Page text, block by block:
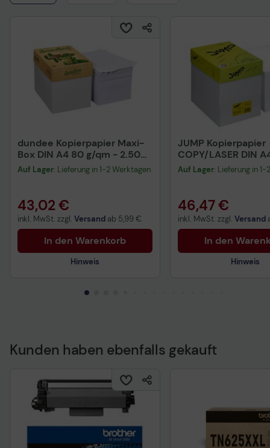
dundee Kopierpapier Maxi-
Box DIN A4 80 g/qm - 2.500
Blatt
Auf Lager: Lieferung in 1-2 Werktagen
43,02 €
inkl. MwSt. zzgl. Versand ab 5,99 €
In den Warenkorb
Hinweis
JUMP Kopierpapier
COPY/LASER DIN
Auf Lager: Lieferung in
46,47 €
inkl. MwSt. zzgl. Versand
In den
Hinweis
Kunden haben ebenfalls gekauft